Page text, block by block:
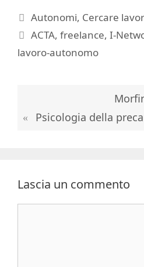
Categorie
Autonomi, Cercare
Tag
ACTA,freelance,I-
lavoro-autonomo
Psicologia della
Lascia un commento